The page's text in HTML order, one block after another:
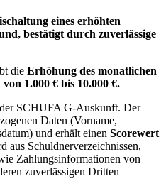
eines erhöhten
bestätigt durch zuverlässige
die Erhöhung des monatlichen
von 1.000 € bis 10.000 €.
SCHUFA G-Auskunft. Der
Daten (Vorname,
und erhält einen Scorewert
aus Schuldnerverzeichnissen,
Zahlungsinformationen von
zuverlässigen Dritten